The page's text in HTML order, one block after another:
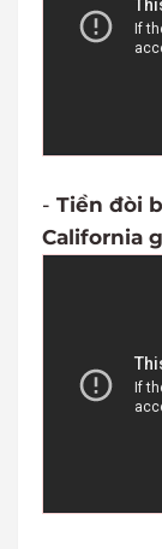
- Tiền đòi
California